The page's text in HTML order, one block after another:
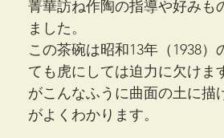
菁華訪ね作陶の指導や好みも
ました。
この茶碗は昭和13年（1938
ても虎にしては迫力に欠けま
がこんなふうに曲面の土に描
がよくわかります。